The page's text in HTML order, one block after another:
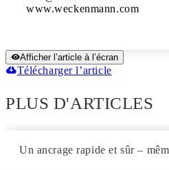
www.weckenmann.com
Afficher l’article à l’écran
Télécharger l’article
PLUS D'ARTICLES
Un ancrage rapide et sûr –